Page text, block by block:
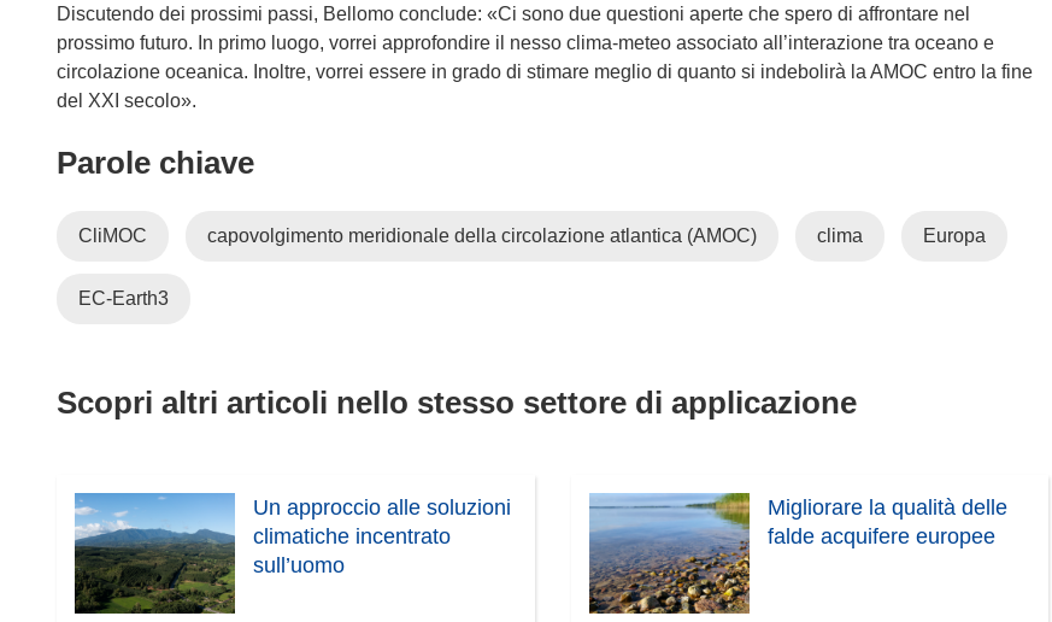
)
i
n
s
r
a
p
r
e
s
Discutendo dei prossimi passi, Bellomo conclude: «Ci sono due questioni aperte che spero di affrontare nel
prossimo futuro. In primo luogo, vorrei approfondire il nesso clima-meteo associato all’interazione tra oceano e
circolazione oceanica. Inoltre, vorrei essere in grado di stimare meglio di quanto si indebolirà la AMOC entro la fine
del XXI secolo».
Parole chiave
CliMOC capovolgimento meridionale della circolazione atlantica (AMOC) clima Europa
EC-Earth3
Scopri altri articoli nello stesso settore di applicazione
Un approccio alle soluzioni
climatiche incentrato
sull’uomo
Migliorare la qualità delle
falde acquifere europee